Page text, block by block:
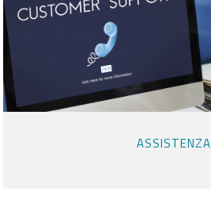
ASSISTENZA